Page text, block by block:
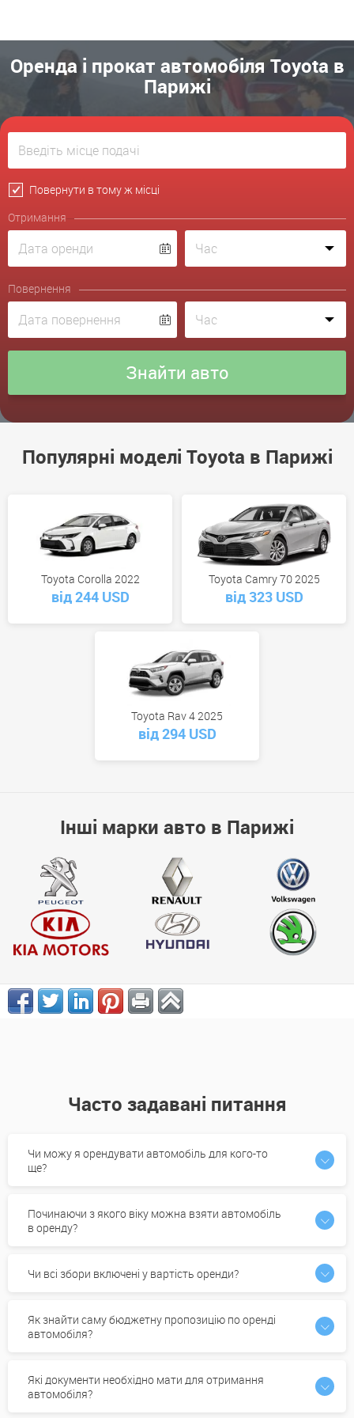
Оренда і прокат автомобіля Toyota в
Парижі
Повернути в тому ж місці
Отримання
Повернення
Популярні моделі Toyota в Парижі
Toyota Corolla 2022
від 244 USD
Toyota Camry 70 2025
від 323 USD
Toyota Rav 4 2025
від 294 USD
Інші марки авто в Парижі
Часто задавані питання
Чи можу я орендувати автомобіль для кого-то
ще?
Починаючи з якого віку можна взяти автомобіль
в оренду?
Чи всі збори включені у вартість оренди?
Як знайти саму бюджетну пропозицію по оренді
автомобіля?
Які документи необхідно мати для отримання
автомобіля?